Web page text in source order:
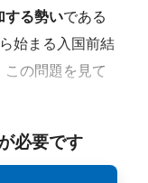
する勢いである
始まる入国前結
の問題を見て
必要です